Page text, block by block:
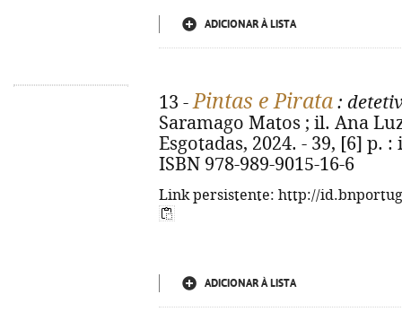
ADICIONAR À LISTA
13 -Pintas e Pirata :
Saramago Matos ; il. Ana
Esgotadas, 2024. - 39, [6] p.
ISBN 978-989-9015-16-6
Link persistente: http://
ADICIONAR À LISTA